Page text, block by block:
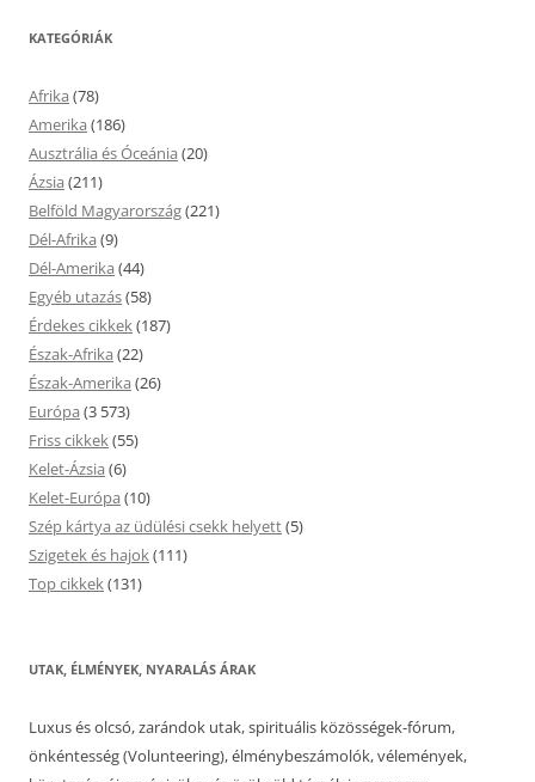
KATEGÓRIÁK
Afrika (78)
Amerika (186)
Ausztrália és Óceánia (20)
Ázsia (211)
Belföld Magyarország(221)
Dél-Afrika (9)
Dél-Amerika (44)
Egyéb utazás(58)
Érdekes cikkek(187)
Észak-Afrika (22)
Észak-Amerika (26)
Európa (3 573)
Friss cikkek(55)
Kelet-Ázsia (6)
Kelet-Európa (10)
Szép kártya az üdülési csekk helyett(5)
Szigetek és hajok(111)
Top cikkek(131)
UTAK, ÉLMÉNYEK, NYARALÁS ÁRAK
Luxus és olcsó, zarándok utak, spirituális közösségek-fórum,
önkéntesség (Volunteering), élménybeszámolók, vélemények,